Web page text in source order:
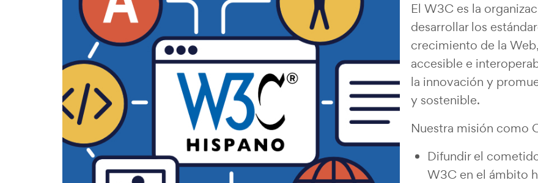
El W3C es la
desarrollar los
crecimiento de la
accesible e
la innovación y
y sostenible.
Nuestra misión como
Difundir el
W3C en el ámbito